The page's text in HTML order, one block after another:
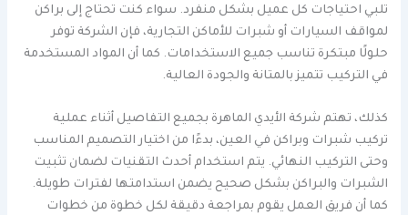
تلبي احتياجات كل عميل بشكل منفرد. سواء كنت تحتاج إلى براكن
لمواقف السيارات أو شبرات للأماكن التجارية، فإن الشركة توفر
حلولًا مبتكرة تناسب جميع الاستخدامات. كما أن المواد المستخدمة
في التركيب تتميز بالمتانة والجودة العالية.
كذلك، تهتم شركة الأيدي الماهرة بجميع التفاصيل أثناء عملية
تركيب شبرات وبراكن في العين، بدءًا من اختيار التصميم المناسب
وحتى التركيب النهائي. يتم استخدام أحدث التقنيات لضمان تثبيت
الشبرات والبراكن بشكل صحيح يضمن استدامتها لفترات طويلة.
كما أن فريق العمل يقوم بمراجعة دقيقة لكل خطوة من خطوات